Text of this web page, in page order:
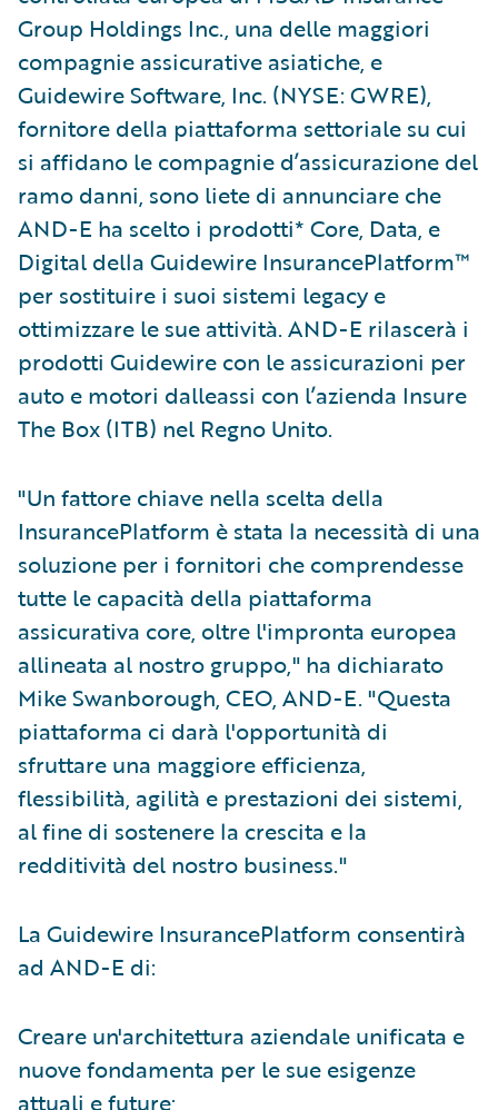
Group Holdings Inc., una delle maggiori
compagnie assicurative asiatiche, e
Guidewire Software, Inc. (NYSE: GWRE),
fornitore della piattaforma settoriale su cui
si affidano le compagnie d’assicurazione del
ramo danni, sono liete di annunciare che
AND-E ha scelto i prodotti* Core, Data, e
Digital della Guidewire InsurancePlatform™
per sostituire i suoi sistemi legacy e
ottimizzare le sue attività. AND-E rilascerà i
prodotti Guidewire con le assicurazioni per
auto e motori dalleassi con l’azienda Insure
The Box (ITB) nel Regno Unito.
"Un fattore chiave nella scelta della
InsurancePlatform è stata la necessità di una
soluzione per i fornitori che comprendesse
tutte le capacità della piattaforma
assicurativa core, oltre l'impronta europea
allineata al nostro gruppo," ha dichiarato
Mike Swanborough, CEO, AND-E. "Questa
piattaforma ci darà l'opportunità di
sfruttare una maggiore efficienza,
flessibilità, agilità e prestazioni dei sistemi,
al fine di sostenere la crescita e la
redditività del nostro business."
La Guidewire InsurancePlatform consentirà
ad AND-E di:
Creare un'architettura aziendale unificata e
nuove fondamenta per le sue esigenze
attuali e future;